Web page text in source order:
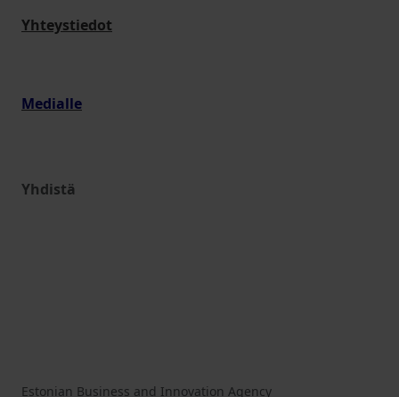
Yhteystiedot
Medialle
Yhdistä
Estonian Business and Innovation Agency